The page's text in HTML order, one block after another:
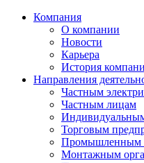
Компания
О компании
Новости
Карьера
История
Направления
Частным
Частным лицам
Торговым
Промышленным
Монтажным